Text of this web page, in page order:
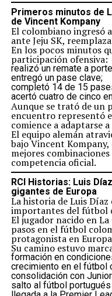
Primeros minutos de
de Vincent Kompany
El colombiano ingresó
ante Jeju SK,
En los pocos minutos
participación ofensiva:
realizó un remate a
entregó un pase clave;
completó 14 de 15
acertó cuatro de cinco
Aunque se trató de un
encuentro representó
comience a adaptarse
El equipo alemán
bajo Vincent
mejores
competencia oficial.
RCI Historias: Luis
gigantes de Europa
La historia de Luis
importantes del fútbol
El jugador nacido en
pasos en el fútbol
protagonista en
Su camino estuvo
formación en
crecimiento en el fútbol
consolidación con
salto al fútbol